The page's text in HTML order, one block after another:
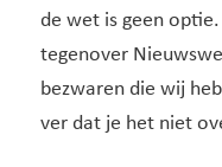
de wet is geen
tegenover
bezwaren die wij
ver dat je het niet